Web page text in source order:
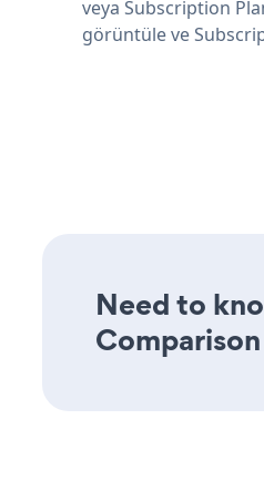
veya Subscription
görüntüle ve
Need to